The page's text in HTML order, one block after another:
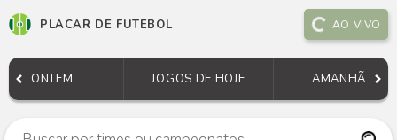
PLACAR DE FUTEBOL AO VIVO
ONTEM JOGOS DE HOJE AMANHÃ